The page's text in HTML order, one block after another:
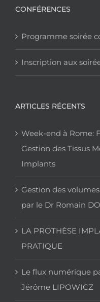
CONFÉRENCES
Programme soirée
Inscription aux
ARTICLES RÉCENTS
Week-end à Rome:
Gestion des Tissus
Implants
Gestion des
par le Dr Romain
LA PROTHÈSE
PRATIQUE
Le flux numérique
Jérôme LIPOWICZ